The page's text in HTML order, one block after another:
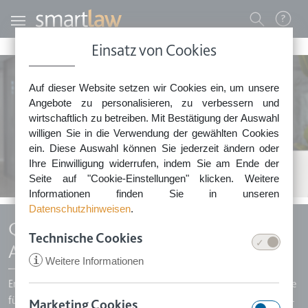
Einsatz von Cookies
Auf dieser Website setzen wir Cookies ein, um unsere
Angebote zu personalisieren, zu verbessern und
wirtschaftlich zu betreiben. Mit Bestätigung der Auswahl
willigen Sie in die Verwendung der gewählten Cookies
ein. Diese Auswahl können Sie jederzeit ändern oder
Ihre Einwilligung widerrufen, indem Sie am Ende der
Seite auf "Cookie-Einstellungen" klicken. Weitere
Informationen finden Sie in unseren
Datenschutzhinweisen.
Technische Cookies
i Weitere Informationen
Direkt zum Inhalt
0800 - 268 4 268 (kostenfrei)
Sie erreichen unser Service-Team:
Montag bis Freitag: 8-18 Uhr
Keine Rechtsberatung.
Benutzermenü
Qualifiziertes Arbeitszeugnis für
Arbeitnehmer
Erstellen Sie schnell und rechtssicher qualifizierte Arbeitszeugnisse
für Ihre Mitarbeiter mit Smartlaw. Fortlaufend geprüft durch Top-